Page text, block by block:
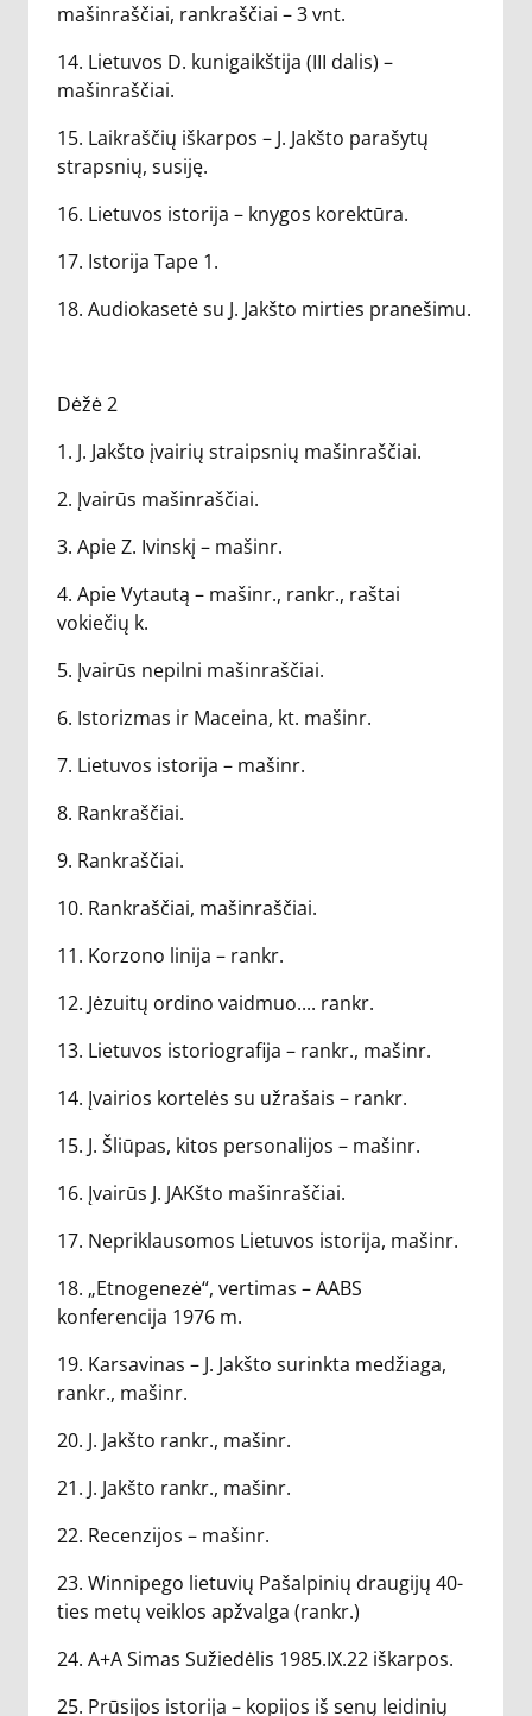
mašinraščiai, rankraščiai – 3 vnt.
14. Lietuvos D. kunigaikštija (III dalis) –
mašinraščiai.
15. Laikraščių iškarpos – J. Jakšto parašytų
strapsnių, susiję.
16. Lietuvos istorija – knygos korektūra.
17. Istorija Tape 1.
18. Audiokasetė su J. Jakšto mirties pranešimu.
Dėžė 2
1. J. Jakšto įvairių straipsnių mašinraščiai.
2. Įvairūs mašinraščiai.
3. Apie Z. Ivinskį – mašinr.
4. Apie Vytautą – mašinr., rankr., raštai
vokiečių k.
5. Įvairūs nepilni mašinraščiai.
6. Istorizmas ir Maceina, kt. mašinr.
7. Lietuvos istorija – mašinr.
8. Rankraščiai.
9. Rankraščiai.
10. Rankraščiai, mašinraščiai.
11. Korzono linija – rankr.
12. Jėzuitų ordino vaidmuo.... rankr.
13. Lietuvos istoriografija – rankr., mašinr.
14. Įvairios kortelės su užrašais – rankr.
15. J. Šliūpas, kitos personalijos – mašinr.
16. Įvairūs J. JAKšto mašinraščiai.
17. Nepriklausomos Lietuvos istorija, mašinr.
18. „Etnogenezė“, vertimas – AABS
konferencija 1976 m.
19. Karsavinas – J. Jakšto surinkta medžiaga,
rankr., mašinr.
20. J. Jakšto rankr., mašinr.
21. J. Jakšto rankr., mašinr.
22. Recenzijos – mašinr.
23. Winnipego lietuvių Pašalpinių draugijų 40-
ties metų veiklos apžvalga (rankr.)
24. A+A Simas Sužiedėlis 1985.IX.22 iškarpos.
25. Prūsijos istorija – kopijos iš senų leidinių